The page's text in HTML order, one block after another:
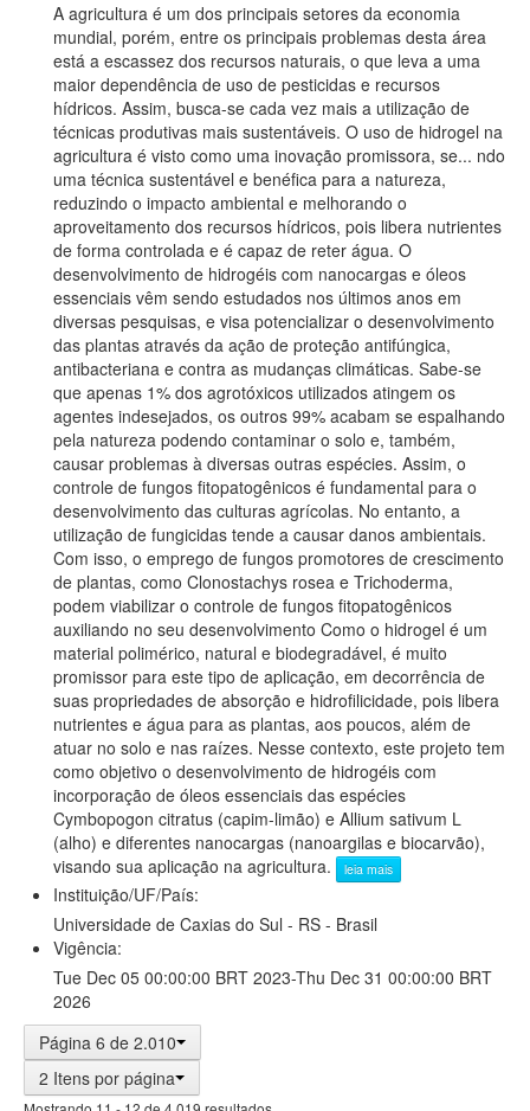
A agricultura é um dos principais setores da economia
mundial, porém, entre os principais problemas desta área
está a escassez dos recursos naturais, o que leva a uma
maior dependência de uso de pesticidas e recursos
hídricos. Assim, busca-se cada vez mais a utilização de
técnicas produtivas mais sustentáveis. O uso de hidrogel na
agricultura é visto como uma inovação promissora, se... ndo
uma técnica sustentável e benéfica para a natureza,
reduzindo o impacto ambiental e melhorando o
aproveitamento dos recursos hídricos, pois libera nutrientes
de forma controlada e é capaz de reter água. O
desenvolvimento de hidrogéis com nanocargas e óleos
essenciais vêm sendo estudados nos últimos anos em
diversas pesquisas, e visa potencializar o desenvolvimento
das plantas através da ação de proteção antifúngica,
antibacteriana e contra as mudanças climáticas. Sabe-se
que apenas 1% dos agrotóxicos utilizados atingem os
agentes indesejados, os outros 99% acabam se espalhando
pela natureza podendo contaminar o solo e, também,
causar problemas à diversas outras espécies. Assim, o
controle de fungos fitopatogênicos é fundamental para o
desenvolvimento das culturas agrícolas. No entanto, a
utilização de fungicidas tende a causar danos ambientais.
Com isso, o emprego de fungos promotores de crescimento
de plantas, como Clonostachys rosea e Trichoderma,
podem viabilizar o controle de fungos fitopatogênicos
auxiliando no seu desenvolvimento Como o hidrogel é um
material polimérico, natural e biodegradável, é muito
promissor para este tipo de aplicação, em decorrência de
suas propriedades de absorção e hidrofilicidade, pois libera
nutrientes e água para as plantas, aos poucos, além de
atuar no solo e nas raízes. Nesse contexto, este projeto tem
como objetivo o desenvolvimento de hidrogéis com
incorporação de óleos essenciais das espécies
Cymbopogon citratus (capim-limão) e Allium sativum L
(alho) e diferentes nanocargas (nanoargilas e biocarvão),
visando sua aplicação na agricultura.
leia mais
Instituição/UF/País:
Universidade de Caxias do Sul - RS - Brasil
Vigência:
Tue Dec 05 00:00:00 BRT 2023-Thu Dec 31 00:00:00 BRT
2026
Página 6 de 2.010
2 Itens por página